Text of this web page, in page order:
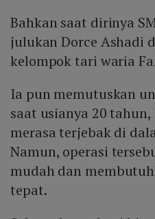
Bahkan saat dirinya
julukan Dorce Ashadi
kelompok tari waria
Ia pun memutuskan
saat usianya 20
merasa terjebak di
Namun, operasi
mudah dan
tepat.